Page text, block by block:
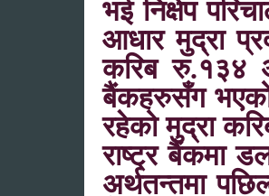
भई निक्षेप
आधार मुद्रा
करिब रु.१३४
बैंकहरुसँग भएको
रहेको मुद्रा
राष्ट्र बैंकमा
अर्थतन्तमा